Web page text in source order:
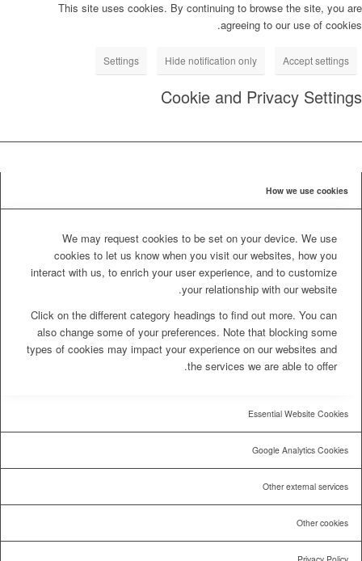
This site uses cookies. By continuing to browse the site, you are
agreeing to our use of cookies.
Accept settings
Hide notification only
Settings
Cookie and Privacy Settings
How we use cookies
We may request cookies to be set on your device. We use
cookies to let us know when you visit our websites, how you
interact with us, to enrich your user experience, and to customize
your relationship with our website.
Click on the different category headings to find out more. You can
also change some of your preferences. Note that blocking some
types of cookies may impact your experience on our websites and
the services we are able to offer.
Essential Website Cookies
Google Analytics Cookies
Other external services
Other cookies